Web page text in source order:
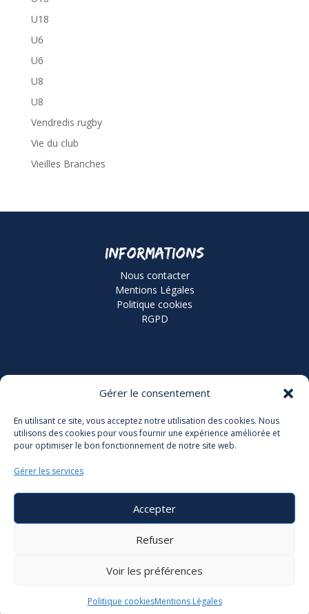
Gérer le consentement
En utilisant ce site, vous acceptez notre utilisation des cookies. Nous
utilisons des cookies pour vous fournir une expérience améliorée et
pour optimiser le bon fonctionnement de notre site web.
Gérer les services
Accepter
Refuser
Voir les préférences
Politique cookiesMentions Légales
U18
U6
U6
U8
U8
Vendredis rugby
Vie du club
Vieilles Branches
Informations
Nous contacter
Mentions Légales
Politique cookies
RGPD
Coordonnées
Grand Stade Jean-Pierre Rives
91 Bd de Verdun, 92400 Courbevoie
> VOIR LE PLAN
Copyright Rugby Club de Courbevoie / WebDesign :
Fabio Bartoloni